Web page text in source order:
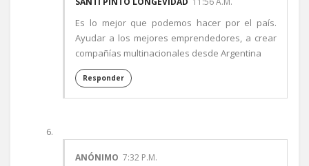
Es lo mejor que podemos hacer por el país.
Ayudar a los mejores emprendedores, a crear
compañías multinacionales desde Argentina
Responder
ANÓNIMO 7:32 P.M.